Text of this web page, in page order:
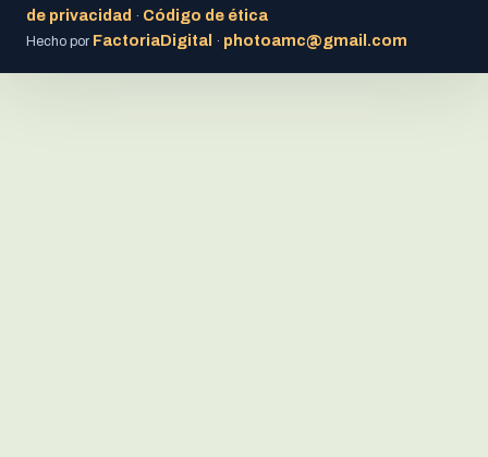
de privacidad · Código de ética
Hecho por FactoriaDigital · photoamc@gmail.com